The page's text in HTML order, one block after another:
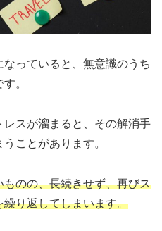
っていると、無意識のうち
。
スが溜まると、その解消手
ことがあります。
のの、長続きせず、再びス
り返してしまいます。